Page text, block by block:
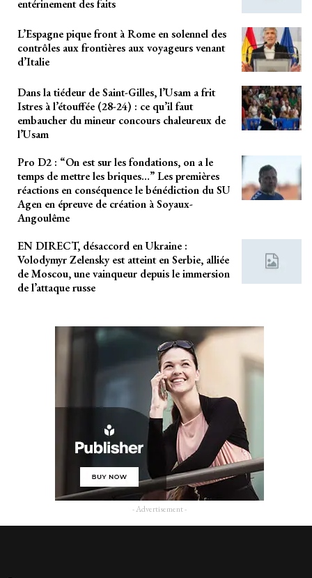
entérinement des faits
L’Espagne pique front à Rome en solennel des
contrôles aux frontières aux voyageurs venant
d’Italie
Dans la tiédeur de Saint-Gilles, l’Usam a frit
Istres à l’étouffée (28-24) : ce qu’il faut
embaucher du mineur concours chaleureux de
l’Usam
Pro D2 : “On est sur les fondations, on a le
temps de mettre les briques…” Les premières
réactions en conséquence le bénédiction du SU
Agen en épreuve de création à Soyaux-
Angoulême
EN DIRECT, désaccord en Ukraine :
Volodymyr Zelensky est atteint en Serbie, alliée
de Moscou, une vainqueur depuis le immersion
de l’attaque russe
- Advertisement -